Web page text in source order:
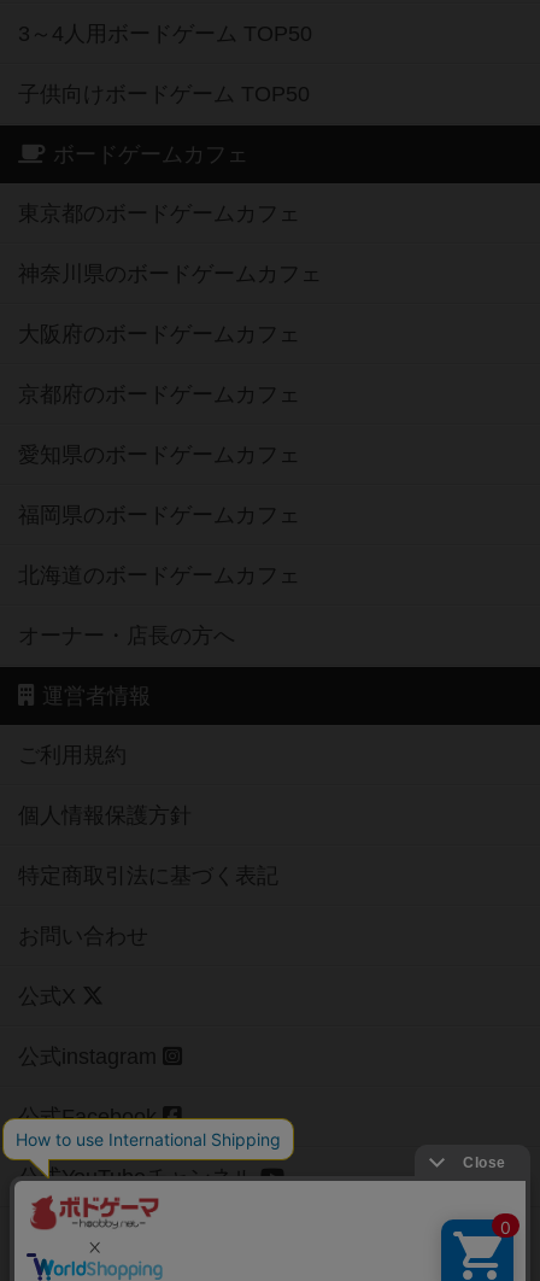
3～4人用ボードゲーム TOP50
子供向けボードゲーム TOP50
ボードゲームカフェ
東京都のボードゲームカフェ
神奈川県のボードゲームカフェ
大阪府のボードゲームカフェ
京都府のボードゲームカフェ
愛知県のボードゲームカフェ
福岡県のボードゲームカフェ
北海道のボードゲームカフェ
オーナー・店長の方へ
運営者情報
ご利用規約
個人情報保護方針
特定商取引法に基づく表記
お問い合わせ
公式X
公式instagram
公式Facebook
公式YouTubeチャンネル